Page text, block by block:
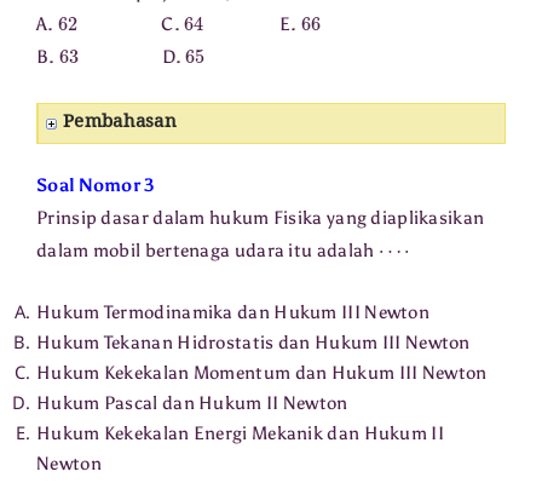
A. 62 C.64 E.66
B. 63 D.65
Pembahasan
Soal Nomor 3
Prinsip dasar dalam hukum Fisika yang diaplikasikan
dalam mobil bertenaga udara itu adalah
Hukum Termodinamika dan Hukum III Newton
Hukum Tekanan Hidrostatis dan Hukum III Newton
Hukum Kekekalan Momentum dan Hukum III Newton
Hukum Pascal dan Hukum II Newton
Hukum Kekekalan Energi Mekanik dan Hukum II
Newton